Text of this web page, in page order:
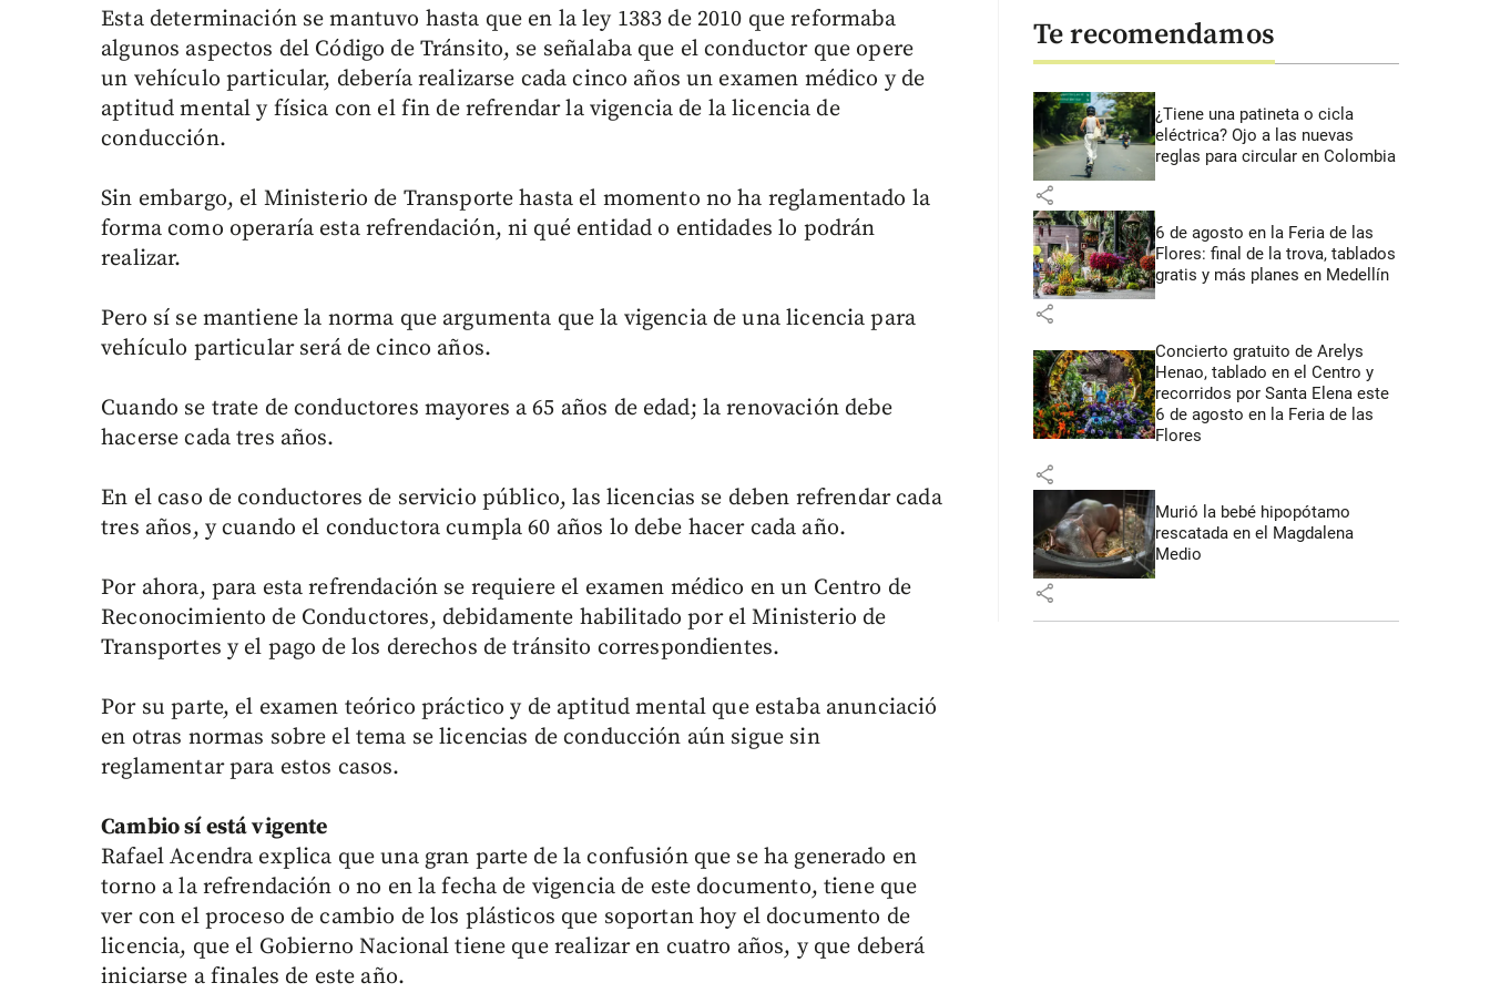
Esta determinación se mantuvo hasta que en la ley 1383 de 2010 que reformaba
algunos aspectos del Código de Tránsito, se señalaba que el conductor que opere
un vehículo particular, debería realizarse cada cinco años un examen médico y de
aptitud mental y física con el fin de refrendar la vigencia de la licencia de
conducción.
Sin embargo, el Ministerio de Transporte hasta el momento no ha reglamentado la
forma como operaría esta refrendación, ni qué entidad o entidades lo podrán
realizar.
Pero sí se mantiene la norma que argumenta que la vigencia de una licencia para
vehículo particular será de cinco años.
Cuando se trate de conductores mayores a 65 años de edad; la renovación debe
hacerse cada tres años.
En el caso de conductores de servicio público, las licencias se deben refrendar cada
tres años, y cuando el conductora cumpla 60 años lo debe hacer cada año.
Por ahora, para esta refrendación se requiere el examen médico en un Centro de
Reconocimiento de Conductores, debidamente habilitado por el Ministerio de
Transportes y el pago de los derechos de tránsito correspondientes.
Por su parte, el examen teórico práctico y de aptitud mental que estaba anunciació
en otras normas sobre el tema se licencias de conducción aún sigue sin
reglamentar para estos casos.
Cambio sí está vigente
Rafael Acendra explica que una gran parte de la confusión que se ha generado en
torno a la refrendación o no en la fecha de vigencia de este documento, tiene que
ver con el proceso de cambio de los plásticos que soportan hoy el documento de
licencia, que el Gobierno Nacional tiene que realizar en cuatro años, y que deberá
iniciarse a finales de este año.
Te recomendamos
¿Tiene una patineta o cicla
eléctrica? Ojo a las nuevas
reglas para circular en Colombia
share
6 de agosto en la Feria de las
Flores: final de la trova, tablados
gratis y más planes en Medellín
share
Concierto gratuito de Arelys
Henao, tablado en el Centro y
recorridos por Santa Elena este
6 de agosto en la Feria de las
Flores
share
Murió la bebé hipopótamo
rescatada en el Magdalena
Medio
share